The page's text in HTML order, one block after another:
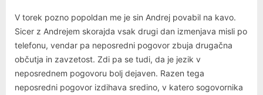
V torek pozno popoldan me je sin Andrej povabil na kavo.
Sicer z Andrejem skorajda vsak drugi dan izmenjava misli po
telefonu, vendar pa neposredni pogovor zbuja drugačna
občutja in zavzetost. Zdi pa se tudi, da je jezik v
neposrednem pogovoru bolj dejaven. Razen tega
neposredni pogovor izdihava sredino, v katero sogovornika